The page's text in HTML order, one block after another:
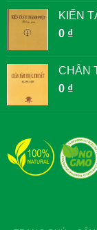
KIẾN
0 ₫
CHÂN
0 ₫